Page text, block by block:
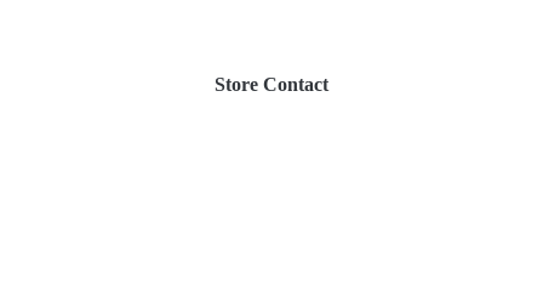
Store Contact